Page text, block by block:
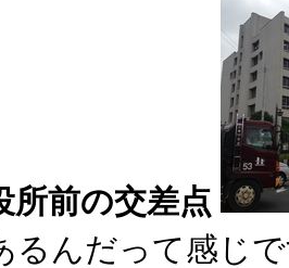
所前の交差点
るんだって感じ